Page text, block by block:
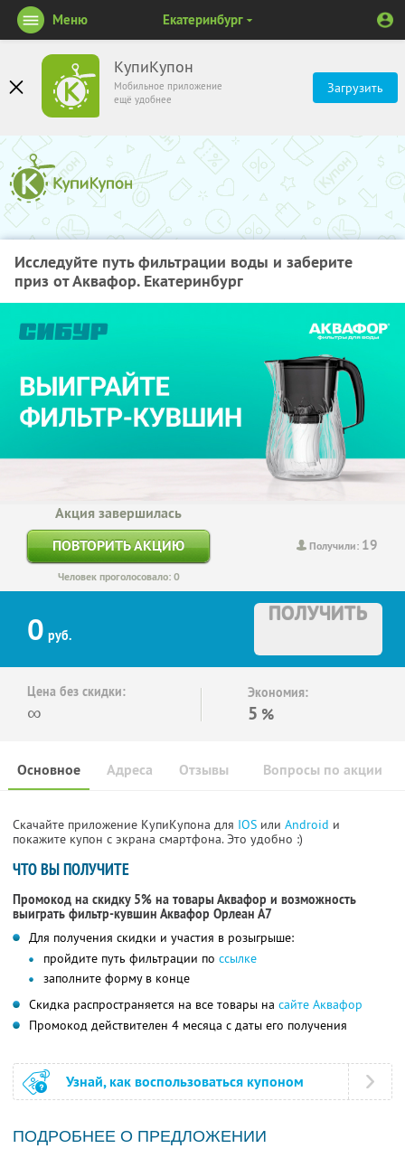
КупиКупон
Мобильное приложение
ещё удобнее
Загрузить
Меню Екатеринбург
Исследуйте путь фильтрации воды и заберите
приз от Аквафор. Екатеринбург
Получили: 19
Акция завершилась
ПОВТОРИТЬ АКЦИЮ
Человек проголосовало: 0
0 руб.
ПОЛУЧИТЬ
Цена без скидки:
∞
Экономия:
5 %
Основное Отзывы Вопросы по акции
Адреса
Скачайте приложение КупиКупона для IOS или Android и
покажите купон с экрана смартфона. Это удобно :)
ЧТО ВЫ ПОЛУЧИТЕ
Промокод на скидку 5% на товары Аквафор и возможность
выиграть фильтр-кувшин Аквафор Орлеан А7
Для получения скидки и участия в розыгрыше:
пройдите путь фильтрации по ссылке
заполните форму в конце
Скидка распространяется на все товары на сайте Аквафор
Промокод действителен 4 месяца с даты его получения
Узнай, как воспользоваться купоном
ПОДРОБНЕЕ О ПРЕДЛОЖЕНИИ